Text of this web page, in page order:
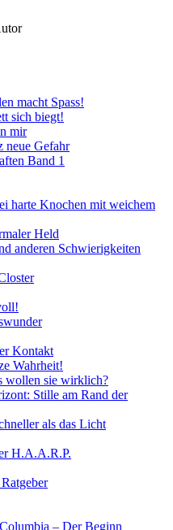
macht Spass!
sich biegt!
mir
neue Gefahr
Band 1
harte Knochen mit weichem
Held
anderen Schwierigkeiten
Kontakt
Wahrheit!
wollen sie wirklich?
Stille am Rand der
als das Licht
H.A.A.R.P.
– Der Beginn